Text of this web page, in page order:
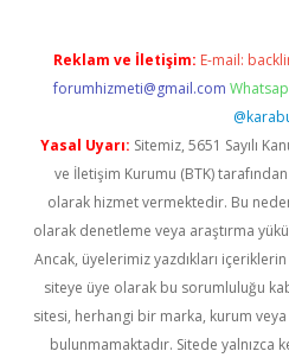
Reklam ve İletişim: E-mail:
forumhizmeti@gmail.com
Yasal Uyarı: Sitemiz, 5651 Sayılı
ve İletişim Kurumu (BTK)
olarak hizmet vermektedir. Bu
olarak denetleme veya araştırma
Ancak, üyelerimiz yazdıkları
siteye üye olarak bu sorumluluğu
sitesi, herhangi bir marka, kurum veya
bulunmamaktadır. Sitede yalnızca